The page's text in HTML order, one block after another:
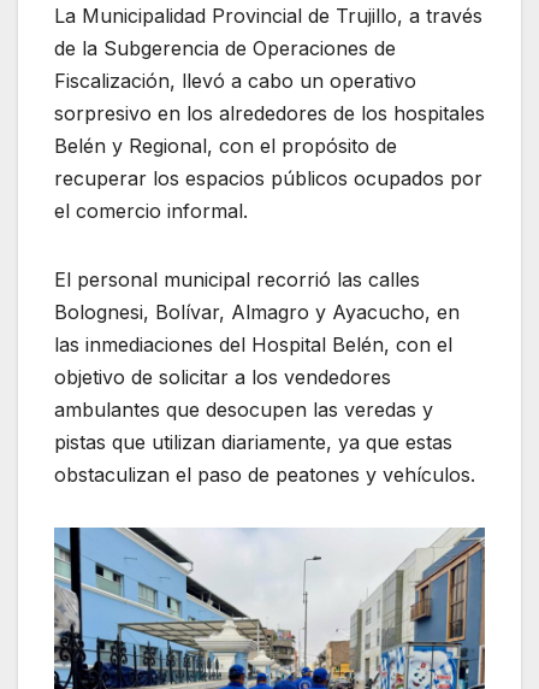
La Municipalidad Provincial de Trujillo, a través
de la Subgerencia de Operaciones de
Fiscalización, llevó a cabo un operativo
sorpresivo en los alrededores de los hospitales
Belén y Regional, con el propósito de
recuperar los espacios públicos ocupados por
el comercio informal.
El personal municipal recorrió las calles
Bolognesi, Bolívar, Almagro y Ayacucho, en
las inmediaciones del Hospital Belén, con el
objetivo de solicitar a los vendedores
ambulantes que desocupen las veredas y
pistas que utilizan diariamente, ya que estas
obstaculizan el paso de peatones y vehículos.